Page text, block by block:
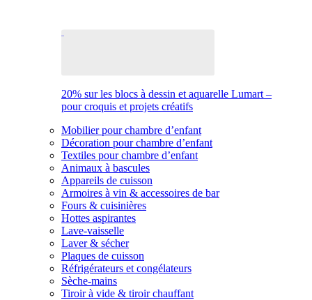
20% sur les blocs à dessin et aquarelle Lumart –
pour croquis et projets créatifs
Mobilier pour chambre d’enfant
Décoration pour chambre d’enfant
Textiles pour chambre d’enfant
Animaux à bascules
Appareils de cuisson
Armoires à vin & accessoires de bar
Fours & cuisinières
Hottes aspirantes
Lave-vaisselle
Laver & sécher
Plaques de cuisson
Réfrigérateurs et congélateurs
Sèche-mains
Tiroir à vide & tiroir chauffant